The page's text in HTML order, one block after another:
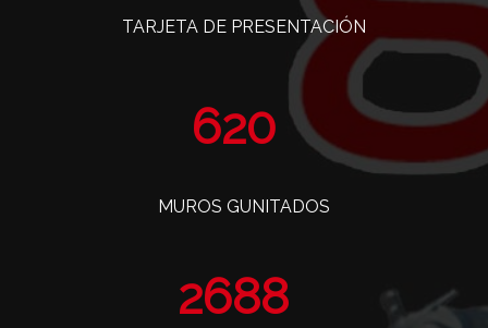
TARJETA DE PRESENTACIÓN
760
MUROS GUNITADOS
3296